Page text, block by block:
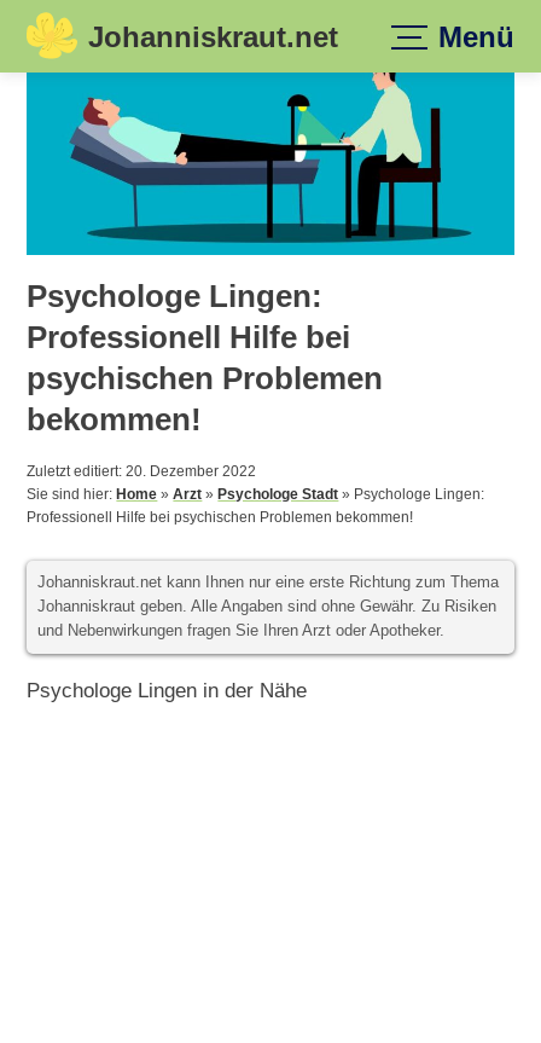
Skip
Johanniskraut.net Menü
Psychologe Lingen:
Professionell Hilfe bei
psychischen Problemen
bekommen!
Zuletzt editiert: 20. Dezember 2022
Sie sind hier:Home »Arzt »Psychologe Stadt » Psychologe Lingen:
Professionell Hilfe bei psychischen Problemen bekommen!
Johanniskraut.net kann Ihnen nur eine erste Richtung zum Thema
Johanniskraut geben. Alle Angaben sind ohne Gewähr. Zu Risiken
und Nebenwirkungen fragen Sie Ihren Arzt oder Apotheker.
Psychologe Lingen in der Nähe